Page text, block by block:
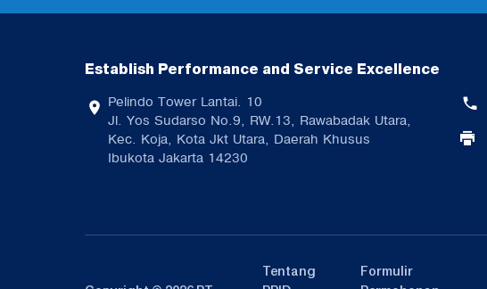
Establish Performance and Service Excellence
Pelindo Tower Lantai. 10
Jl. Yos Sudarso No.9, RW.13, Rawabadak Utara,
Kec. Koja, Kota Jkt Utara, Daerah Khusus
Ibukota Jakarta 14230
Tentang
Formulir